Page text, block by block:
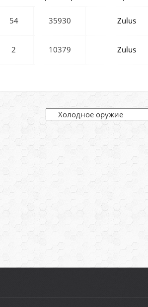
54 35930 Zulus
2 10379 Zulus